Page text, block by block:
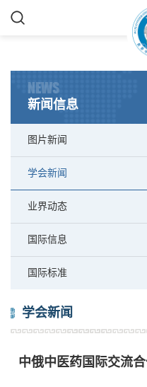
NEWS
新闻信息
图片新闻
学会新闻
业界动态
国际信息
国际标准
学会新闻
中俄中医药国际交流